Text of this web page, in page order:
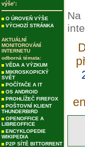
výše':
O ÚROVEŇ VÝŠE
VÝCHOZÍ STRÁNKA
AKTUÁLNÍ
MONITOROVÁNÍ
INTERNETU
odborná témata:
VĚDA A VÝZKUM
MIKROSKOPICKÝ
SVĚT
POČÍTAČE A IT
OS ANDROID
PROHLÍŽEČ FIREFOX
POŠTOVNÍ KLIENT
THUNDERBIRD
OPENOFFICE A
LIBREOFFICE
ENCYKLOPEDIE
WIKIPEDIA
P2P SÍTĚ BITTORRENT